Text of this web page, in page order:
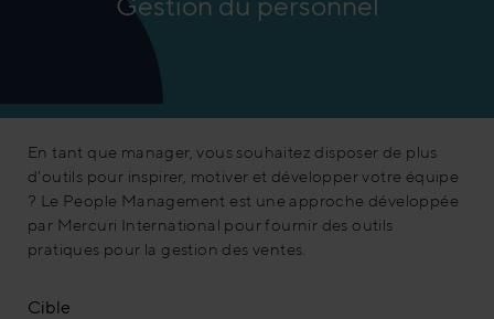
En tant que manager, vous souhaitez disposer de plus
d'outils pour inspirer, motiver et développer votre équipe
? Le People Management est une approche développée
par Mercuri International pour fournir des outils
pratiques pour la gestion des ventes.
Cible